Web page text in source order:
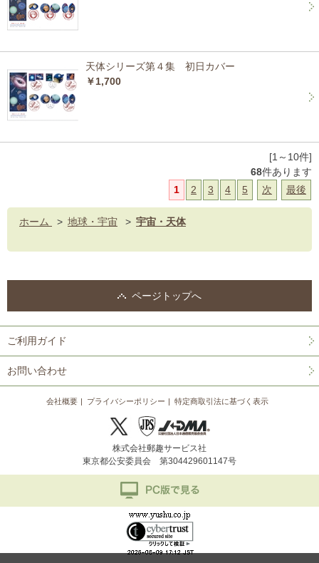
天体シリーズ第４集 初日カバー
￥1,700
[1～10件]
68件あります
1
2 3 4 5 次 最後
ホーム > 地球・宇宙 > 宇宙・天体
ページトップへ
ご利用ガイド
お問い合わせ
会社概要 プライバシーポリシー 特定商取引法に基づく表示
株式会社郵趣サービス社
東京都公安委員会 第304429601147号